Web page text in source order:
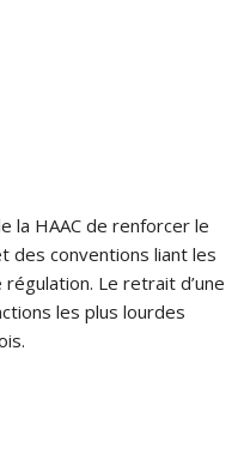
la HAAC de renforcer le
des conventions liant les
Le retrait d’une
les plus lourdes